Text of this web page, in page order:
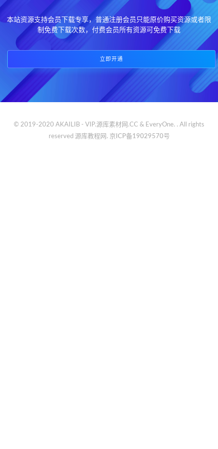
本站资源支持会员下载专享，普通注册会员只能原价购买资源或者限
制免费下载次数，付费会员所有资源可免费下载
立即开通
© 2019-2020 AKAILIB - VIP.源库素材网.CC & EveryOne. . All rights
reserved 源库教程网. 京ICP备19029570号